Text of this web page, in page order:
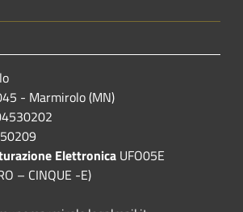
- Marmirolo (MN)
Elettronica UFO05E
– CINQUE -E)